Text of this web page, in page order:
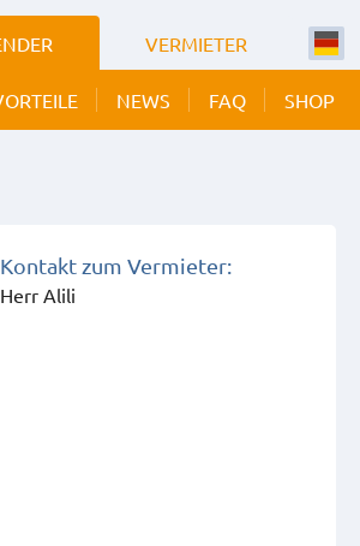
VERMIETER
NEWS FAQ SHOP
Kontakt zum Vermieter:
Herr Alili